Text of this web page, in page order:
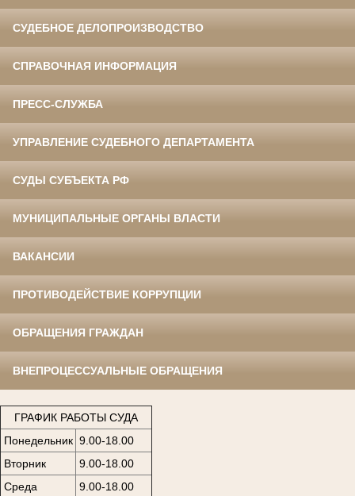
СУДЕБНОЕ ДЕЛОПРОИЗВОДСТВО
СПРАВОЧНАЯ ИНФОРМАЦИЯ
ПРЕСС-СЛУЖБА
УПРАВЛЕНИЕ СУДЕБНОГО ДЕПАРТАМЕНТА
СУДЫ СУБЪЕКТА РФ
МУНИЦИПАЛЬНЫЕ ОРГАНЫ ВЛАСТИ
ВАКАНСИИ
ПРОТИВОДЕЙСТВИЕ КОРРУПЦИИ
ОБРАЩЕНИЯ ГРАЖДАН
ВНЕПРОЦЕССУАЛЬНЫЕ ОБРАЩЕНИЯ
ГРАФИК РАБОТЫ СУДА
Понедельник 9.00-18.00
Вторник
9.00-18.00
Среда
9.00-18.00